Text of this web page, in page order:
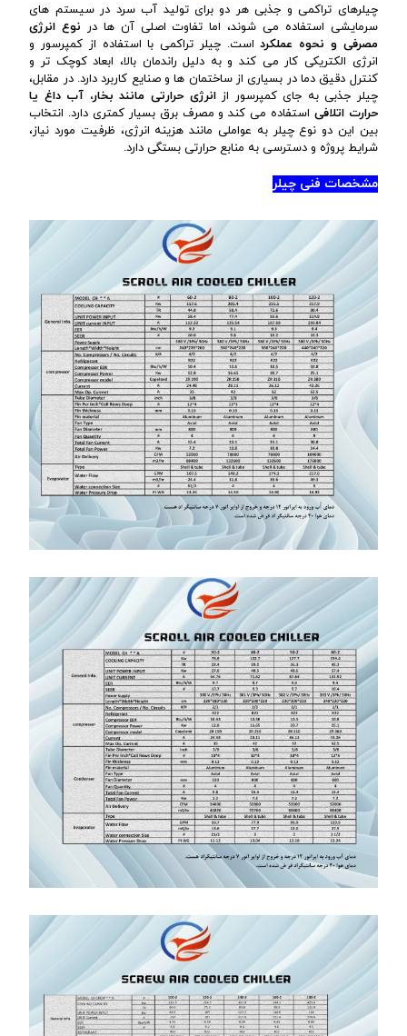
چیلرهای تراکمی و جذبی هر دو برای تولید آب سرد در سیستم های
سرمایشی استفاده می شوند، اما تفاوت اصلی آن ها در نوع انرژی
مصرفی و نحوه عملکرداست. چیلر تراکمی با استفاده از کمپرسور و
انرژی الکتریکی کار می کند و به دلیل راندمان بالا، ابعاد کوچک تر و
کنترل دقیق دما در بسیاری از ساختمان ها و صنایع کاربرد دارد. در مقابل،
چیلر جذبی به جای کمپرسور ازانرژی حرارتی مانند بخار، آب داغ یا
حرارت اتلافی استفاده می کند و مصرف برق بسیار کمتری دارد. انتخاب
بین این دو نوع چیلر به عواملی مانند هزینه انرژی، ظرفیت مورد نیاز،
شرایط پروژه و دسترسی به منابع حرارتی بستگی دارد.
مشخصات فنی چیلر